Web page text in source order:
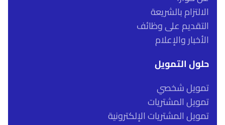
الالتزام بالشريعة
التقديم على وظائف
الأخبار والإعلام
حلول التمويل
تمويل شخصي
تمويل المشتريات
تمويل المشتريات الإلكترونية